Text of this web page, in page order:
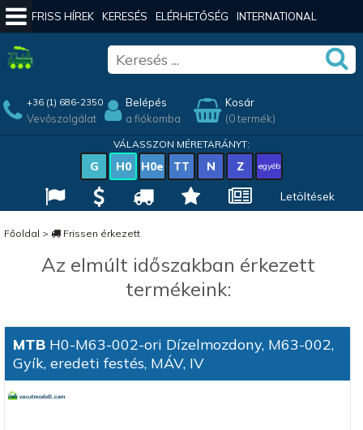
FRISS HÍREK KERESÉS ELÉRHETŐSÉG INTERNATIONAL
+36 (1) 686-2350
Vevőszolgálat
Belépés
a fiókomba
Kosár
(0 termék)
VÁLASSZON MÉRETARÁNYT:
G H0 H0e TT N Z egyéb
Letöltések
Főoldal > Frissen érkezett
Az elmúlt időszakban érkezett
termékeink:
MTBH0-M63-002-ori Dízelmozdony, M63-002,
Gyík, eredeti festés, MÁV, IV